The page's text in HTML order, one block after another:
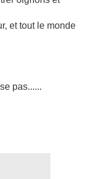
et tout le monde
pas......